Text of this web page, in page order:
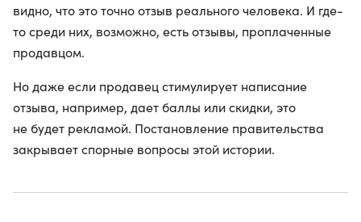
видно, что это точно отзыв реального человека. И где-
то среди них, возможно, есть отзывы, проплаченные
продавцом.
Но даже если продавец стимулирует написание
отзыва, например, дает баллы или скидки, это
не будет рекламой. Постановление правительства
закрывает спорные вопросы этой истории.